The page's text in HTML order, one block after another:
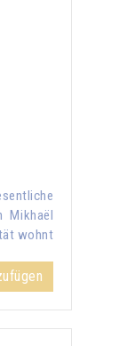
Mikhaël
wohnt